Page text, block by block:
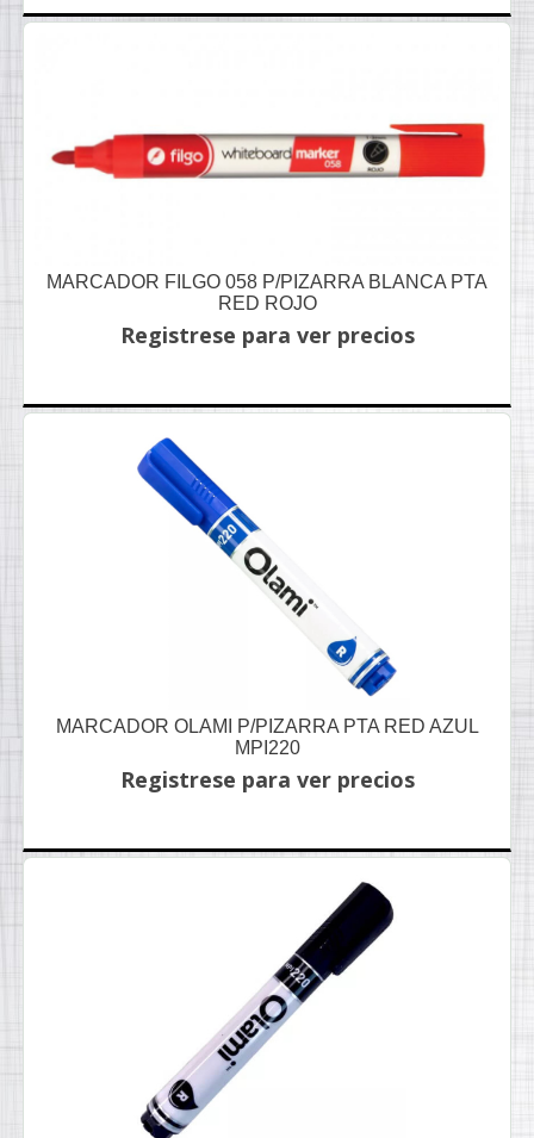
MARCADOR FILGO 058 P/PIZARRA BLANCA PTA
RED ROJO
Registrese para ver precios
MARCADOR OLAMI P/PIZARRA PTA RED AZUL
MPI220
Registrese para ver precios